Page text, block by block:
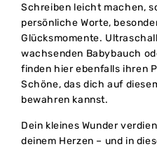
Schreiben leicht machen,
persönliche Worte,
Glücksmomente.
wachsenden Babybauch
finden hier ebenfalls ihren
Schöne, das dich auf
bewahren kannst.
Dein kleines Wunder
deinem Herzen – und in